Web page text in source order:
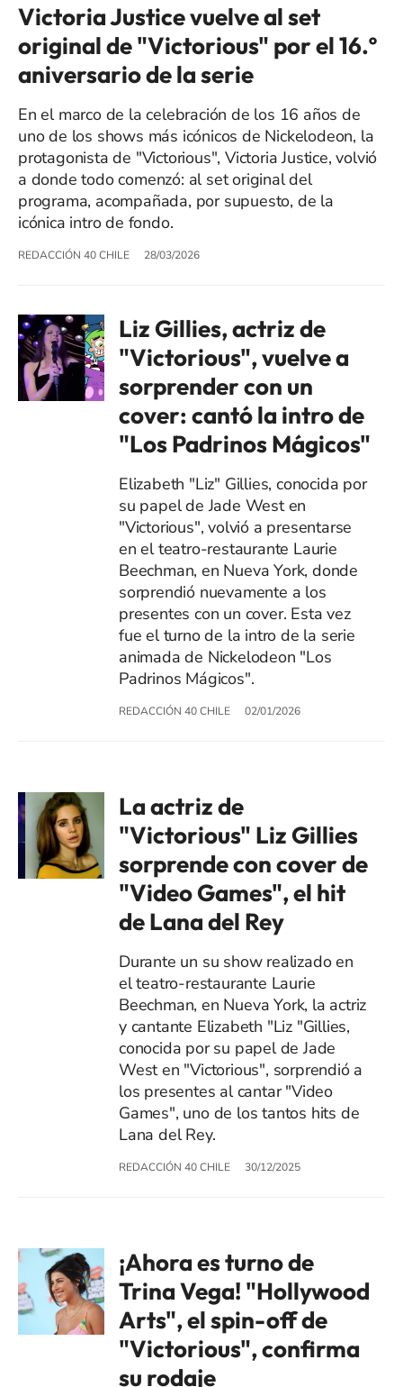
Victoria Justice vuelve al set
original de "Victorious" por el 16.º
aniversario de la serie
En el marco de la celebración de los 16 años de
uno de los shows más icónicos de Nickelodeon, la
protagonista de "Victorious", Victoria Justice, volvió
a donde todo comenzó: al set original del
programa, acompañada, por supuesto, de la
icónica intro de fondo.
REDACCIÓN 40 CHILE 28/03/2026
Liz Gillies, actriz de
"Victorious", vuelve a
sorprender con un
cover: cantó la intro de
"Los Padrinos Mágicos"
Elizabeth "Liz" Gillies, conocida por
su papel de Jade West en
"Victorious", volvió a presentarse
en el teatro-restaurante Laurie
Beechman, en Nueva York, donde
sorprendió nuevamente a los
presentes con un cover. Esta vez
fue el turno de la intro de la serie
animada de Nickelodeon "Los
Padrinos Mágicos".
REDACCIÓN 40 CHILE 02/01/2026
La actriz de
"Victorious" Liz Gillies
sorprende con cover de
"Video Games", el hit
de Lana del Rey
Durante un su show realizado en
el teatro-restaurante Laurie
Beechman, en Nueva York, la actriz
y cantante Elizabeth "Liz "Gillies​,
conocida por su papel de Jade
West en "Victorious", sorprendió a
los presentes al cantar "Video
Games", uno de los tantos hits de
Lana del Rey.
REDACCIÓN 40 CHILE 30/12/2025
¡Ahora es turno de
Trina Vega! "Hollywood
Arts", el spin-off de
"Victorious", confirma
su rodaje